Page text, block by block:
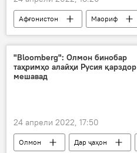
Афғонистон Маориф
"Bloomberg": Олмон бинобар
таҳримҳо алайҳи Русия қарздор
мешавад
24 апрели 2022, 17:50
Олмон Дар ҷаҳон